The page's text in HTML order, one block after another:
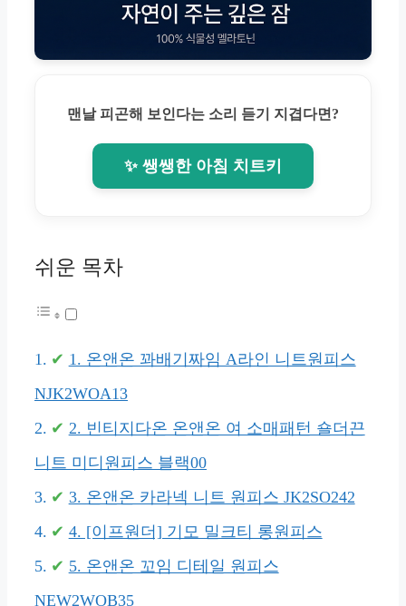
맨날 피곤해 보인다는 소리 듣기 지겹다면?
✨ 쌩쌩한 아침 치트키
쉬운 목차
1. 온앤온 꽈배기짜임 A라인 니트원피스
NJK2WOA13
2. 빈티지다온 온앤온 여 소매패턴 숄더끈
니트 미디원피스 블랙00
3. 온앤온 카라넥 니트 원피스 JK2SO242
4. [이프원더] 기모 밀크티 롱원피스
5. 온앤온 꼬임 디테일 원피스
NEW2WOB35